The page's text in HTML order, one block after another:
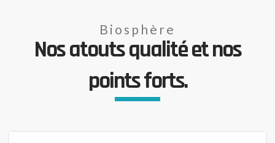
Biosphère
Nos atouts qualité et nos
points forts.